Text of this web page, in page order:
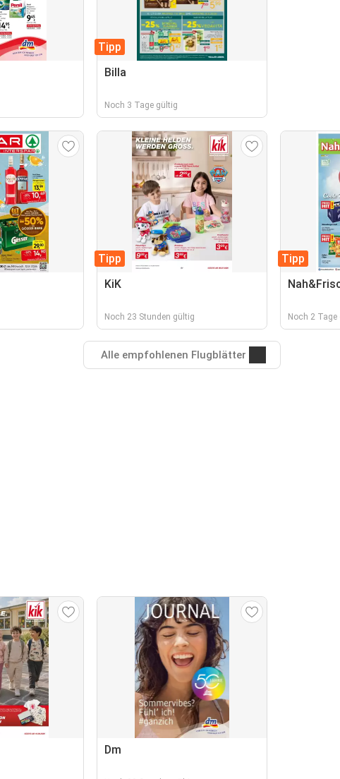
Tipp
Billa
Noch 3 Tage gültig
Tipp
KiK
Noch 23 Stunden gültig
Tipp
Noch 2
Alle empfohlenen Flugblätter
Dm